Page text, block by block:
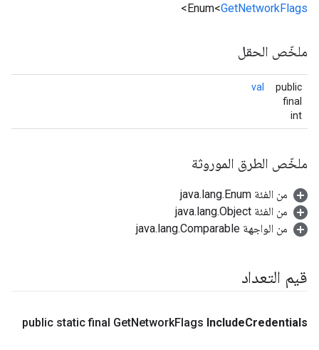
Enum<GetNetworkFlags
>
ملخّص الحقل
public
final
int
val
ملخّص الطرق الموروثة
من الفئة java.lang.Enum
من الفئة java.lang.Object
من الواجهة java.lang.Comparable
قيم التعداد
public static final GetNetworkFlags IncludeCredentials